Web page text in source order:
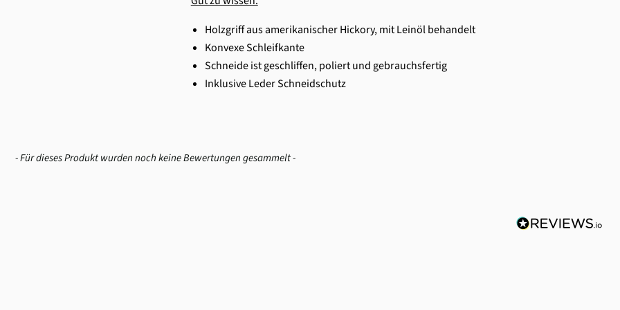
Holzgriff aus amerikanischer Hickory, mit Leinöl behandelt
Konvexe Schleifkante
Schneide ist geschliffen, poliert und gebrauchsfertig
Inklusive Leder Schneidschutz
- Für dieses Produkt wurden noch keine Bewertungen gesammelt -